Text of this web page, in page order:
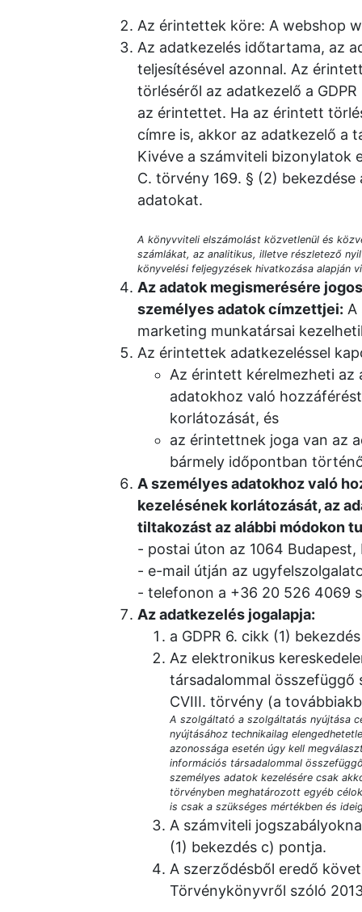
Az érintettek köre: A webshop
Az adatkezelés időtartama, az
teljesítésével azonnal. Az
törléséről az adatkezelő a
az érintettet. Ha az érintett
címre is, akkor az adatkezelő a
Kivéve a számviteli bizonylatok
C. törvény 169. § (2)
adatokat.
A könyvviteli elszámolást közvetlenül és
számlákat, az analitikus, illetve részletező
könyvelési feljegyzések hivatkozása alapján
Az adatok megismerésére
személyes adatok címzettjei: A
marketing munkatársai
Az érintettek adatkezeléssel
Az érintett kérelmezheti az
adatokhoz való
korlátozását, és
az érintettnek joga van az
bármely időpontban
A személyes adatokhoz való
kezelésének korlátozását, az
tiltakozást az alábbi módokon
postai úton az 1064
e-mail útján az
telefonon a +36 20 526 4069
Az adatkezelés jogalapja:
a GDPR 6. cikk (1)
Az elektronikus
társadalommal összefüggő
CVIII. törvény (a
A szolgáltató a szolgáltatás nyújtása
nyújtásához technikailag
azonossága esetén úgy kell
információs társadalommal
személyes adatok kezelésére csak
törvényben meghatározott egyéb
is csak a szükséges mértékben és
A számviteli
(1) bekezdés c) pontja.
A szerződésből eredő
Törvénykönyvről szóló